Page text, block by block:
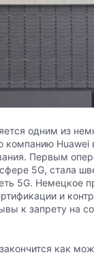
одним из
компанию Huawei
Первым
5G, стала
5G. Немецкое
и
к запрету на
как